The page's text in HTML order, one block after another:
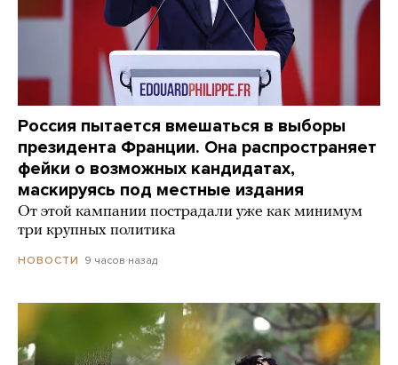
Россия пытается вмешаться в выборы
президента Франции. Она распространяет
фейки о возможных кандидатах,
маскируясь под местные издания
От этой кампании пострадали уже как минимум
три крупных политика
НОВОСТИ 9 часов назад